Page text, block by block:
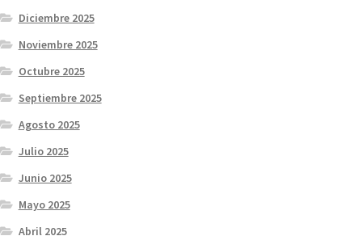
Diciembre 2025
Noviembre 2025
Octubre 2025
Septiembre 2025
Agosto 2025
Julio 2025
Junio 2025
Mayo 2025
Abril 2025